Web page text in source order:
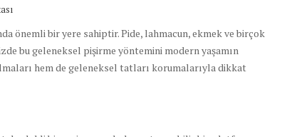
önemli bir yere sahiptir. Pide, lahmacun, ekmek ve birçok
bu geleneksel pişirme yöntemini modern yaşamın
hem de geleneksel tatları korumalarıyla dikkat